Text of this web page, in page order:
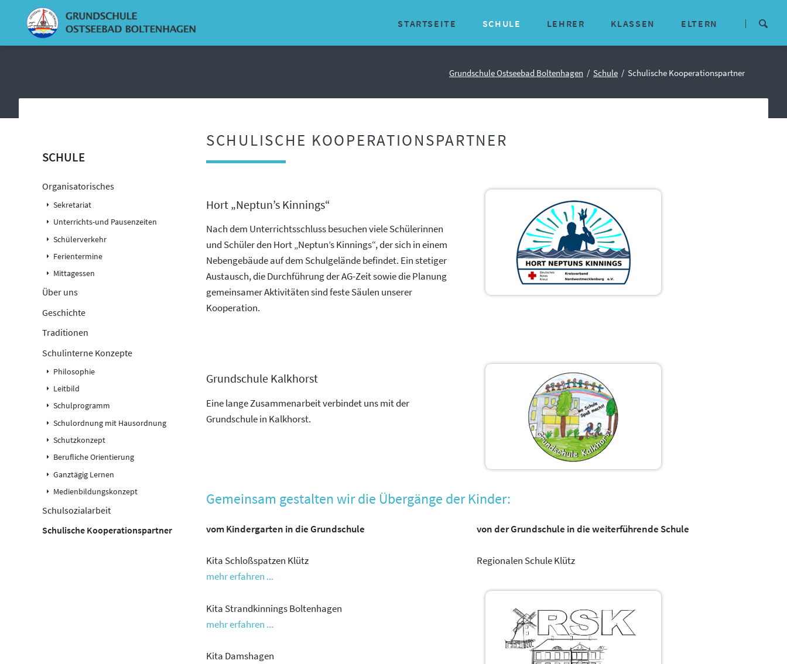
überspringen
STARTSEITE SCHULE
Traditionen
Schulsozialarbeit
LEHRER KLASSEN ELTERN
Grundschule Ostseebad Boltenhagen Schule Schulische Kooperationspartner
SCHULISCHE KOOPERATIONSPARTNER
Hort „Neptun’s Kinnings“
Nach dem Unterrichtsschluss besuchen viele Schülerinnen
und Schüler den Hort „Neptun’s Kinnings“, der sich in einem
Nebengebäude auf dem Schulgelände befindet. Ein stetiger
Austausch, die Durchführung der AG-Zeit sowie die Planung
gemeinsamer Aktivitäten sind feste Säulen unserer
Kooperation.
Grundschule Kalkhorst
Eine lange Zusammenarbeit verbindet uns mit der
Grundschule in Kalkhorst.
Gemeinsam gestalten wir die Übergänge der Kinder:
vom Kindergarten in die Grundschule
Kita Schloßspatzen Klütz
mehr erfahren ...
Kita Strandkinnings Boltenhagen
mehr erfahren ...
Kita Damshagen
von der Grundschule in die weiterführende Schule
Regionalen Schule Klütz
Navigation
SCHULE
Organisatorisches
Sekretariat
Unterrichts-und Pausenzeiten
Schülerverkehr
Ferientermine
Mittagessen
Über uns
Geschichte
Traditionen
Schulinterne Konzepte
Philosophie
Leitbild
Schulprogramm
Schulordnung mit Hausordnung
Schutzkonzept
Berufliche Orientierung
Ganztägig Lernen
Medienbildungskonzept
Schulsozialarbeit
Schulische Kooperationspartner